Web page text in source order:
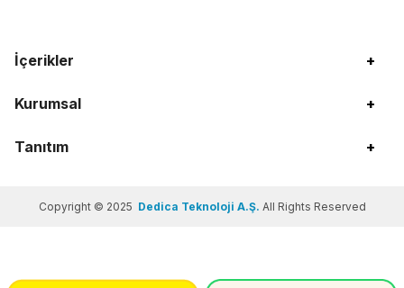
İçerikler +
Kurumsal +
Tanıtım +
Copyright © 2025 Dedica Teknoloji A.Ş. All Rights Reserved